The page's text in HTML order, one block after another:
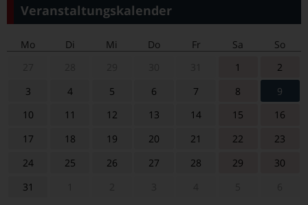
Veranstaltungskalender
Mo Di Mi Do Fr Sa
So
1
2
3
4 5 6 7 8
9
10
11 12 13 14 15
16
17
18 19 20 21 22
23
24
25 26 27 28 29
30
31